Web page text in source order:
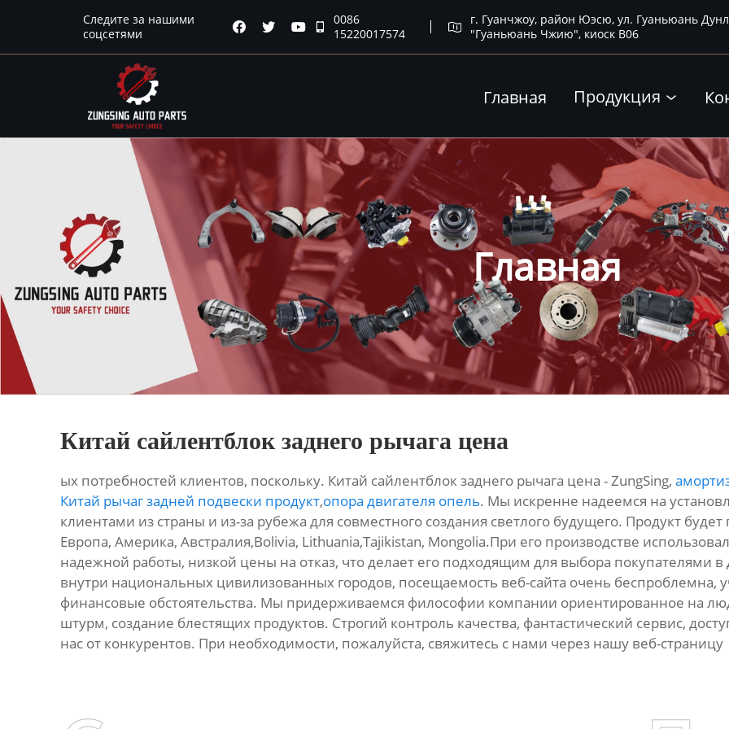
Следите за нашими
соцсетями
   
0086
15220017574

г. Гуанчжоу, район Юэсю, ул. Гуаньюань
"Гуаньюань Чжию", киоск B06
Главная Продукция 
Главная
Китай сайлентблок заднего рычага цена
ых потребностей клиентов, поскольку. Китай сайлентблок заднего рычага цена - ZungSing,
Китай рычаг задней подвески продукт,опора двигателя опель. Мы искренне надеемся на
клиентами из страны и из-за рубежа для совместного создания светлого будущего. Продукт
Европа, Америка, Австралия,Bolivia, Lithuania,Tajikistan, Mongolia.При его производстве
надежной работы, низкой цены на отказ, что делает его подходящим для выбора покупателями
внутри национальных цивилизованных городов, посещаемость веб-сайта очень беспроблемна,
финансовые обстоятельства. Мы придерживаемся философии компании ориентированное на
штурм, создание блестящих продуктов. Строгий контроль качества, фантастический сервис,
нас от конкурентов. При необходимости, пожалуйста, свяжитесь с нами через нашу веб-страницу